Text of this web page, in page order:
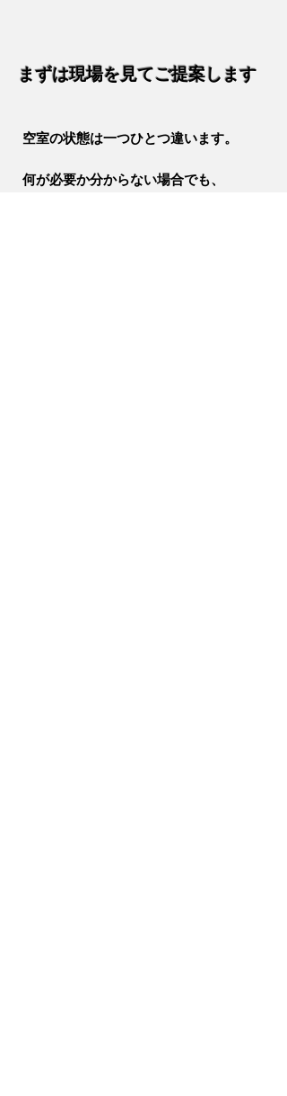
​まずは現場を見てご提案します
空室の状態は一つひとつ違います。
何が必要か分からない場合でも、